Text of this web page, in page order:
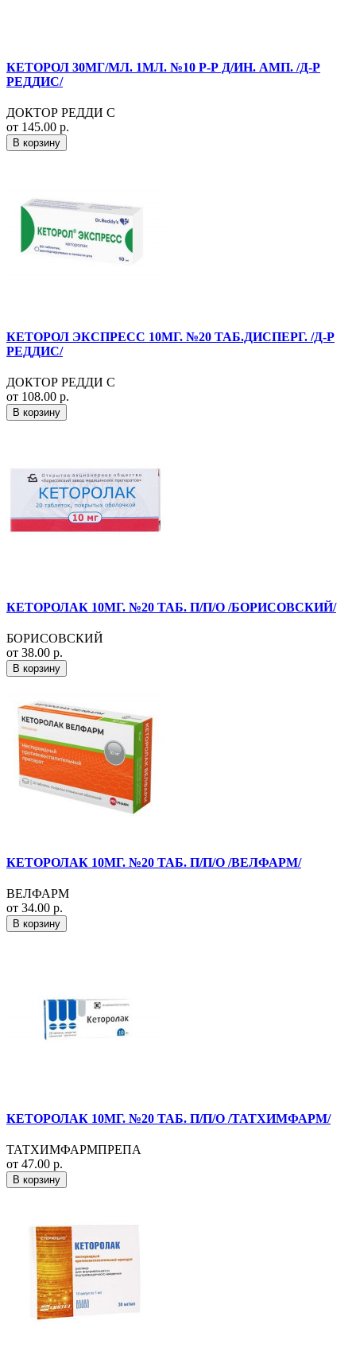
КЕТОРОЛ 30МГ/МЛ. 1МЛ. №10 Р-Р Д/ИН. АМП. /Д-Р
РЕДДИС/
ДОКТОР РЕДДИ С
от 145.00 р.
В корзину
КЕТОРОЛ ЭКСПРЕСС 10МГ. №20 ТАБ.ДИСПЕРГ. /Д-Р
РЕДДИС/
ДОКТОР РЕДДИ С
от 108.00 р.
В корзину
КЕТОРОЛАК 10МГ. №20 ТАБ. П/П/О /БОРИСОВСКИЙ/
БОРИСОВСКИЙ
от 38.00 р.
В корзину
КЕТОРОЛАК 10МГ. №20 ТАБ. П/П/О /ВЕЛФАРМ/
ВЕЛФАРМ
от 34.00 р.
В корзину
КЕТОРОЛАК 10МГ. №20 ТАБ. П/П/О /ТАТХИМФАРМ/
ТАТХИМФАРМПРЕПА
от 47.00 р.
В корзину